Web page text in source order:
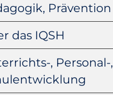
Prävention
das IQSH
, Personal-,